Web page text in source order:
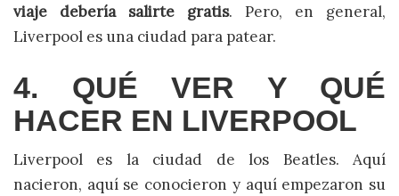
viaje debería salirte gratis. Pero, en general,
Liverpool es una ciudad para patear.
4. QUÉ VER Y QUÉ
HACER EN LIVERPOOL
Liverpool es la ciudad de los Beatles. Aquí
nacieron, aquí se conocieron y aquí empezaron su